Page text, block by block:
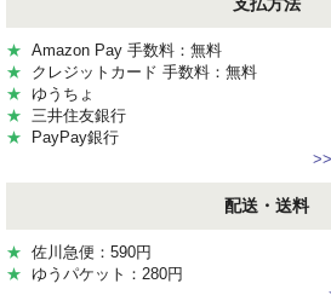
★ Amazon Pay 手数料：無料
★ クレジットカード 手数料：無料
★ ゆうちょ
★ 三井住友銀行
★ PayPay銀行
>>
配送・送料
★ 佐川急便：590円
★ ゆうパケット：280円